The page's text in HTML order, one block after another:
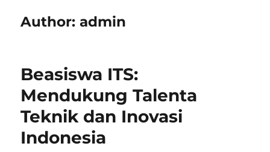
Author:admin
Beasiswa ITS:
Mendukung Talenta
Teknik dan Inovasi
Indonesia